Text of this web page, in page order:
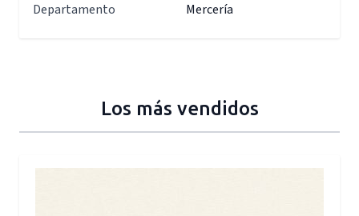
Departamento Mercería
Los más vendidos